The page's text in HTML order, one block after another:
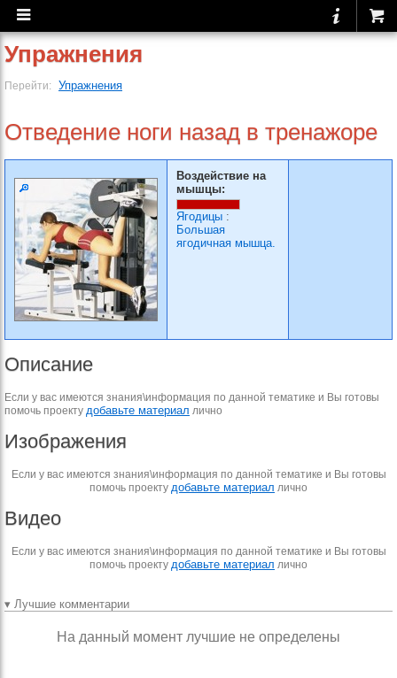
Упражнения
Перейти: Упражнения
Отведение ноги назад в тренажоре
Воздействие на
мышцы:
Ягодицы :
Большая
ягодичная мышца.
Описание
Если у вас имеются знания\информация по данной тематике и Вы готовы
помочь проекту добавьте материал лично
Изображения
Если у вас имеются знания\информация по данной тематике и Вы готовы
помочь проекту добавьте материал лично
Видео
Если у вас имеются знания\информация по данной тематике и Вы готовы
помочь проекту добавьте материал лично
▾ Лучшие комментарии
На данный момент лучшие не определены